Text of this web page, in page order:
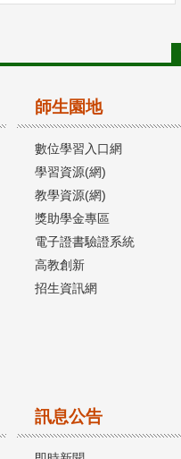
師生園地
數位學習入口網
學習資源(網)
教學資源(網)
獎助學金專區
電子證書驗證系統
高教創新
招生資訊網
訊息公告